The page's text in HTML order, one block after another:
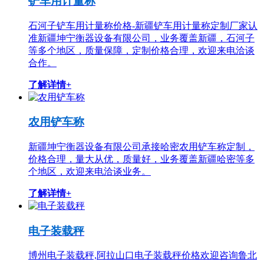
石河子铲车用计量称价格-新疆铲车用计量称定制厂家认
准新疆坤宁衡器设备有限公司，业务覆盖新疆，石河子
等多个地区，质量保障，定制价格合理，欢迎来电洽谈
合作。
了解详情+
农用铲车称
新疆坤宁衡器设备有限公司承接哈密农用铲车称定制，
价格合理，量大从优，质量好，业务覆盖新疆哈密等多
个地区，欢迎来电洽谈业务。
了解详情+
电子装载秤
博州电子装载秤,阿拉山口电子装载秤价格欢迎咨询鲁北